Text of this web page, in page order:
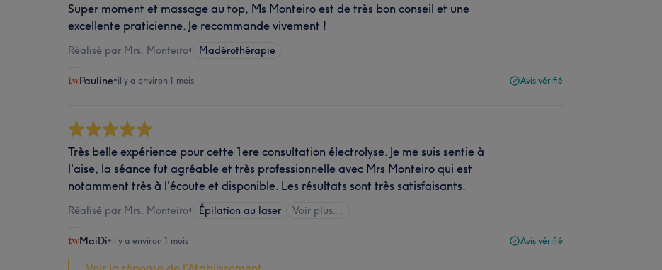
Super moment et massage au top, Ms Monteiro est de très bon conseil et une
excellente praticienne. Je recommande vivement !
Réalisé par Mrs. Monteiro• Madérothérapie
Pauline•il y a environ 1 mois Avis vérifié
Très belle expérience pour cette 1ere consultation électrolyse. Je me suis sentie à
l'aise, la séance fut agréable et très professionnelle avec Mrs Monteiro qui est
notamment très à l'écoute et disponible. Les résultats sont très satisfaisants.
Réalisé par Mrs. Monteiro• Épilation au laser Voir plus...
MaiDi•il y a environ 1 mois Avis vérifié